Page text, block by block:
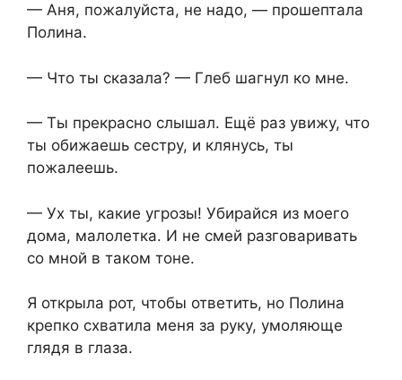
— Аня, пожалуйста, не надо, — прошептала
Полина.
— Что ты сказала? — Глеб шагнул ко мне.
— Ты прекрасно слышал. Ещё раз увижу, что
ты обижаешь сестру, и клянусь, ты
пожалеешь.
— Ух ты, какие угрозы! Убирайся из моего
дома, малолетка. И не смей разговаривать
со мной в таком тоне.
Я открыла рот, чтобы ответить, но Полина
крепко схватила меня за руку, умоляюще
глядя в глаза.